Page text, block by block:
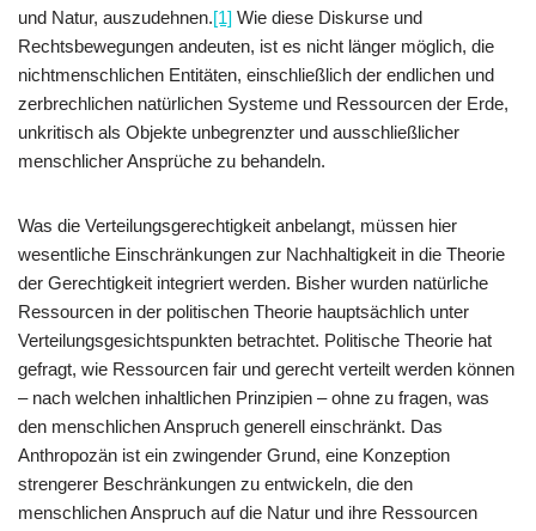
und Natur, auszudehnen.[1] Wie diese Diskurse und
Rechtsbewegungen andeuten, ist es nicht länger möglich, die
nichtmenschlichen Entitäten, einschließlich der endlichen und
zerbrechlichen natürlichen Systeme und Ressourcen der Erde,
unkritisch als Objekte unbegrenzter und ausschließlicher
menschlicher Ansprüche zu behandeln.
Was die Verteilungsgerechtigkeit anbelangt, müssen hier
wesentliche Einschränkungen zur Nachhaltigkeit in die Theorie
der Gerechtigkeit integriert werden. Bisher wurden natürliche
Ressourcen in der politischen Theorie hauptsächlich unter
Verteilungsgesichtspunkten betrachtet. Politische Theorie hat
gefragt, wie Ressourcen fair und gerecht verteilt werden können
– nach welchen inhaltlichen Prinzipien – ohne zu fragen, was
den menschlichen Anspruch generell einschränkt. Das
Anthropozän ist ein zwingender Grund, eine Konzeption
strengerer Beschränkungen zu entwickeln, die den
menschlichen Anspruch auf die Natur und ihre Ressourcen